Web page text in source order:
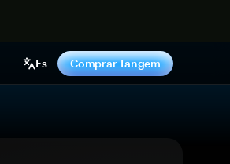
Es Comprar Tangem